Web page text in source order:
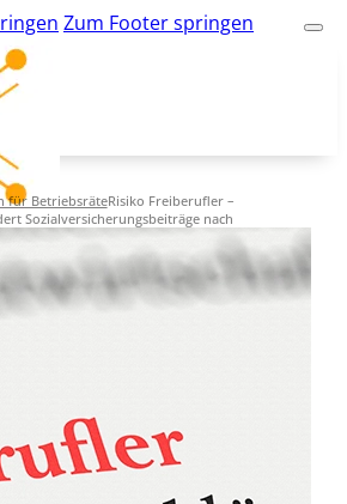
Zum Footer springen
für BetriebsräteRisiko Freiberufler –
Sozialversicherungsbeiträge nach